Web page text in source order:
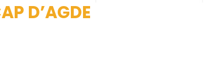
D’AGDE